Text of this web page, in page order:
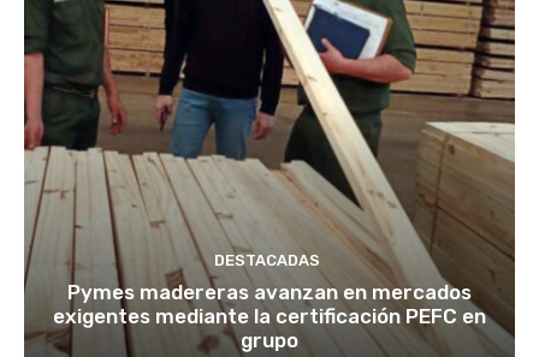
DESTACADAS
Pymes madereras avanzan en mercados
exigentes mediante la certificación PEFC en
grupo